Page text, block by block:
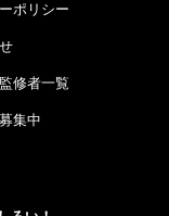
ポリシー
修者一覧
集中